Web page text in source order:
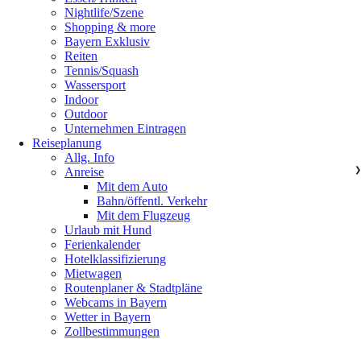
Nightlife/Szene
Shopping & more
Bayern Exklusiv
Reiten
Tennis/Squash
Wassersport
Indoor
Outdoor
Unternehmen Eintragen
Reiseplanung
Allg. Info
Anreise
❯
Mit dem Auto
Bahn/öffentl. Verkehr
Mit dem Flugzeug
Urlaub mit Hund
Ferienkalender
Hotelklassifizierung
Mietwagen
Routenplaner & Stadtpläne
Webcams in Bayern
Wetter in Bayern
Zollbestimmungen